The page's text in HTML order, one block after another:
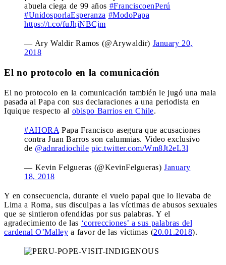
abuela ciega de 99 años #FranciscoenPerú
#UnidosporlaEsperanza #ModoPapa
https://t.co/fuJhjNBCjm
— Ary Waldir Ramos (@Arywaldir) January 20,
2018
El no protocolo en la comunicación
El no protocolo en la comunicación también le jugó una mala
pasada al Papa con sus declaraciones a una periodista en
Iquique respecto al obispo Barrios en Chile.
#AHORA Papa Francisco asegura que acusaciones
contra Juan Barros son calumnias. Video exclusivo
de @adnradiochile pic.twitter.com/Wm8Jt2eL3l
— Kevin Felgueras (@KevinFelgueras) January
18, 2018
Y en consecuencia, durante el vuelo papal que lo llevaba de
Lima a Roma, sus disculpas a las víctimas de abusos sexuales
que se sintieron ofendidas por sus palabras. Y el
agradecimiento de las ‘correcciones’ a sus palabras del
cardenal O’Malley a favor de las víctimas (20.01.2018).